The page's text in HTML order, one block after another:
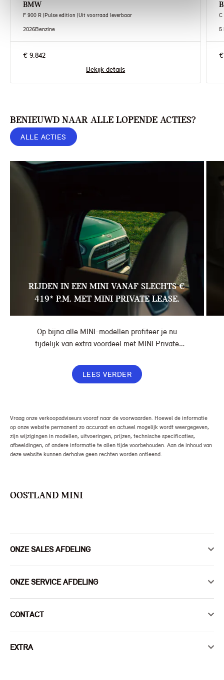
BMW
F 900 R |Pulse edition |Uit voorraad leverbaar
2026Benzine
€ 9.842
Bekijk details
C
5
BENIEUWD NAAR ALLE LOPENDE ACTIES?
ALLE ACTIES
RIJDEN IN EEN MINI VANAF SLECHTS €
419* P.M. MET MINI PRIVATE LEASE.
Op bijna alle MINI-modellen profiteer je nu
tijdelijk van extra voordeel met MINI Private
maand, in plaats van € 449. Afhankelijk van de
uitvoering kan jouw voordeel nog verder oplopen.
LEES VERDER
Vraag onze verkoopadviseurs vooraf naar de voorwaarden. Hoewel de informatie
op onze website permanent zo accuraat en actueel mogelijk wordt weergegeven,
zijn wijzigingen in modellen, uitvoeringen, prijzen, technische specificaties,
afbeeldingen, of andere informatie te allen tijde voorbehouden. Aan de inhoud van
deze website kunnen derhalve geen rechten worden ontleend.
OOSTLAND MINI
ONZE SALES AFDELING
ONZE SERVICE AFDELING
CONTACT
EXTRA